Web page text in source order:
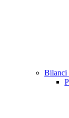
Bilanci